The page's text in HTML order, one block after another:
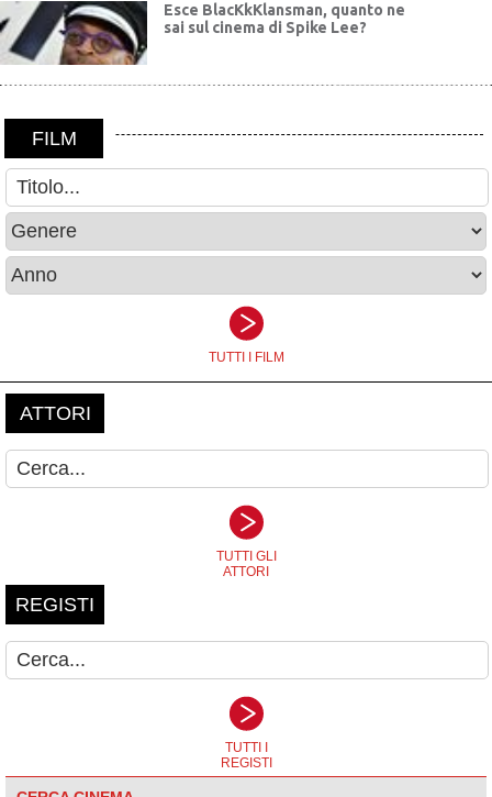
Esce BlacKkKlansman, quanto ne
sai sul cinema di Spike Lee?